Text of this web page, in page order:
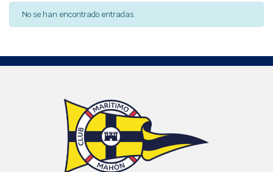
No se han encontrado entradas.